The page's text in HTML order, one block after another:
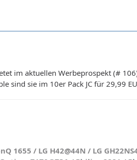
im aktuellen Werbeprospekt (#
sind sie im 10er Pack JC für 29,99
1655 / LG H42@44N / LG